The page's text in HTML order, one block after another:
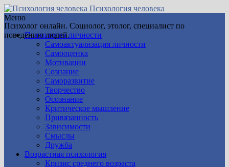
Психология человека
Психолог онлайн. Социолог, этолог, специалист по
поведению людей.
Меню
Психология личности
Самоактуализация личности
Самооценка
Мотивации
Сознание
Саморазвитие
Творчество
Осознание
Критическое мышление
Привязанность
Зависимости
Смыслы
Дружба
Возрастная психология
Кризис среднего возраста